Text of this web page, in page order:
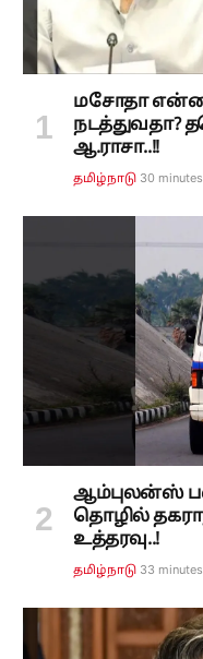
மசோதா
ஆ.ராசா..!!
தமிழ்நாடு 30
ஆம்புலன்ஸ்
தொழில்
உத்தரவு..!
தமிழ்நாடு 33